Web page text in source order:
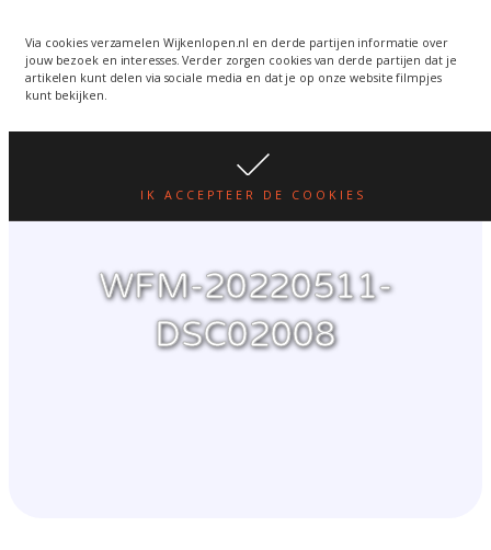
Via cookies verzamelen Wijkenlopen.nl en derde partijen informatie over
jouw bezoek en interesses. Verder zorgen cookies van derde partijen dat je
artikelen kunt delen via sociale media en dat je op onze website filmpjes
kunt bekijken.
IK ACCEPTEER DE COOKIES
wordt een week verplaatst
i.v.m. warmte. lees hier
WIJKENLOPEN.NL
WFM-20220511-
DSC02008